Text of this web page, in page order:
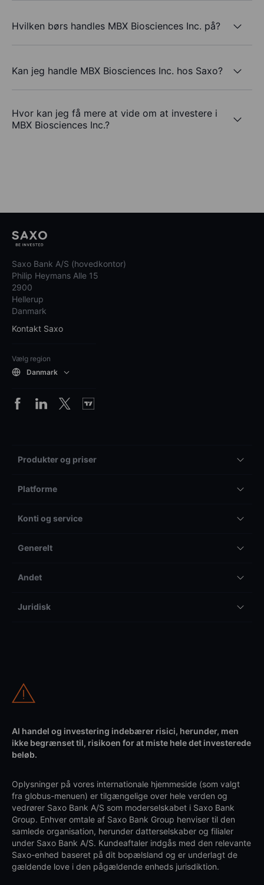
Hvilken børs handles MBX Biosciences Inc. på?
Kan jeg handle MBX Biosciences Inc. hos Saxo?
Hvor kan jeg få mere at vide om at investere i
MBX Biosciences Inc.?
Saxo Bank A/S (hovedkontor)
Philip Heymans Alle 15
2900
Hellerup
Danmark
Kontakt Saxo
Vælg region
Danmark
Produkter og priser
Platforme
Konti og service
Generelt
Andet
Juridisk
Al handel og investering indebærer risici, herunder, men
ikke begrænset til, risikoen for at miste hele det investerede
beløb.
Oplysninger på vores internationale hjemmeside (som valgt
fra globus-menuen) er tilgængelige over hele verden og
vedrører Saxo Bank A/S som moderselskabet i Saxo Bank
Group. Enhver omtale af Saxo Bank Group henviser til den
samlede organisation, herunder datterselskaber og filialer
under Saxo Bank A/S. Kundeaftaler indgås med den relevante
Saxo-enhed baseret på dit bopælsland og er underlagt de
gældende love i den pågældende enheds jurisdiktion.